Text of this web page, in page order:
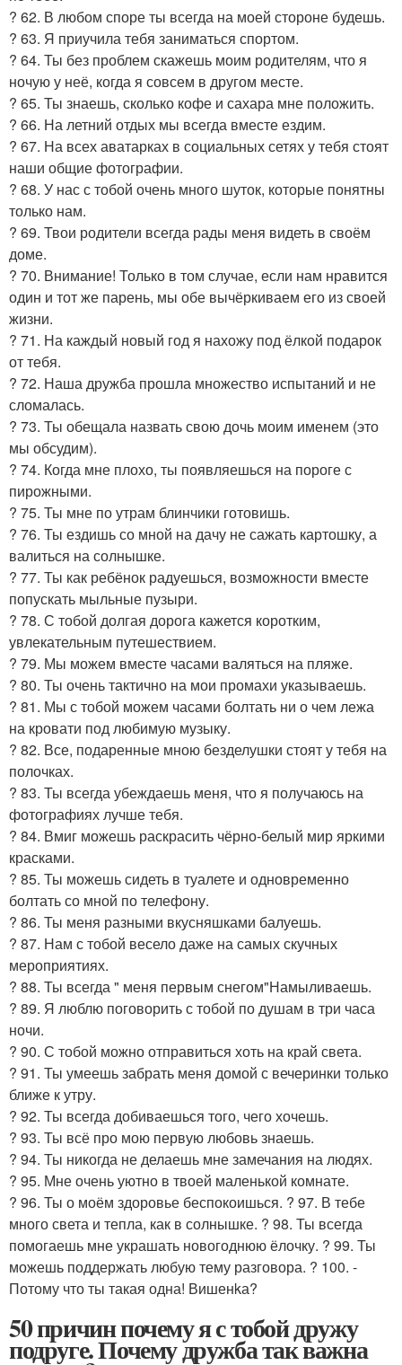
? 62. В любом споре ты всегда на моей стороне будешь.
? 63. Я приучила тебя заниматься спортом.
? 64. Ты без проблем скажешь моим родителям, что я
ночую у неё, когда я совсем в другом месте.
? 65. Ты знаешь, сколько кофе и сахара мне положить.
? 66. На летний отдых мы всегда вместе ездим.
? 67. На всех аватарках в социальных сетях у тебя стоят
наши общие фотографии.
? 68. У нас с тобой очень много шуток, которые понятны
только нам.
? 69. Твои родители всегда рады меня видеть в своём
доме.
? 70. Внимание! Только в том случае, если нам нравится
один и тот же парень, мы обе вычёркиваем его из своей
жизни.
? 71. На каждый новый год я нахожу под ёлкой подарок
от тебя.
? 72. Наша дружба прошла множество испытаний и не
сломалась.
? 73. Ты обещала назвать свою дочь моим именем (это
мы обсудим).
? 74. Когда мне плохо, ты появляешься на пороге с
пирожными.
? 75. Ты мне по утрам блинчики готовишь.
? 76. Ты ездишь со мной на дачу не сажать картошку, а
валиться на солнышке.
? 77. Ты как ребёнок радуешься, возможности вместе
попускать мыльные пузыри.
? 78. С тобой долгая дорога кажется коротким,
увлекательным путешествием.
? 79. Мы можем вместе часами валяться на пляже.
? 80. Ты очень тактично на мои промахи указываешь.
? 81. Мы с тобой можем часами болтать ни о чем лежа
на кровати под любимую музыку.
? 82. Все, подаренные мною безделушки стоят у тебя на
полочках.
? 83. Ты всегда убеждаешь меня, что я получаюсь на
фотографиях лучше тебя.
? 84. Вмиг можешь раскрасить чёрно-белый мир яркими
красками.
? 85. Ты можешь сидеть в туалете и одновременно
болтать со мной по телефону.
? 86. Ты меня разными вкусняшками балуешь.
? 87. Нам с тобой весело даже на самых скучных
мероприятиях.
? 88. Ты всегда " меня первым снегом"Намыливаешь.
? 89. Я люблю поговорить с тобой по душам в три часа
ночи.
? 90. С тобой можно отправиться хоть на край света.
? 91. Ты умеешь забрать меня домой с вечеринки только
ближе к утру.
? 92. Ты всегда добиваешься того, чего хочешь.
? 93. Ты всё про мою первую любовь знаешь.
? 94. Ты никогда не делаешь мне замечания на людях.
? 95. Мне очень уютно в твоей маленькой комнате.
? 96. Ты о моём здоровье беспокоишься. ? 97. В тебе
много света и тепла, как в солнышке. ? 98. Ты всегда
помогаешь мне украшать новогоднюю ёлочку. ? 99. Ты
можешь поддержать любую тему разговора. ? 100. -
Потому что ты такая одна! Вишенkа?
50 причин почему я с тобой дружу
подруге. Почему дружба так важна